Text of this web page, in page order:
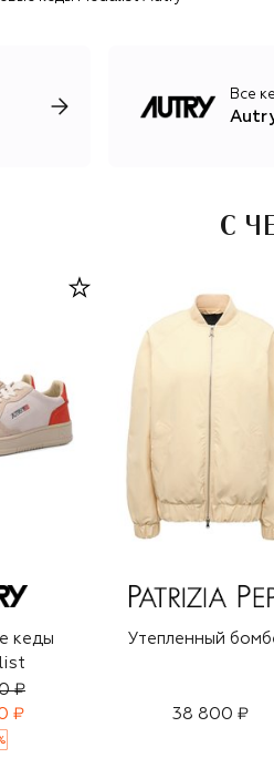
представлена в
моделей — культовые
Все
С
кеды
₽
₽
Утепленный
38 800 ₽